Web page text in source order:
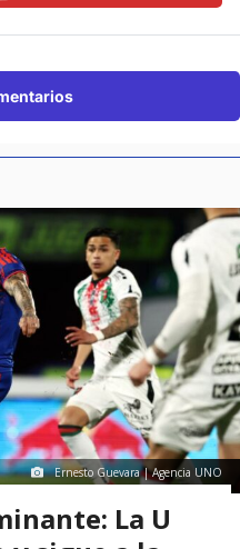
Ernesto Guevara | Agencia UNO
La U